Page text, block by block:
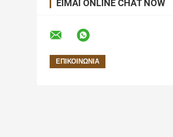
ΕΊΜΑΙ ONLINE CHAT NOW